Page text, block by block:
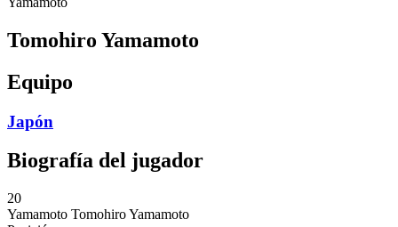
Tomohiro Yamamoto
Equipo
Japón
Biografía del jugador
20
Yamamoto Tomohiro Yamamoto